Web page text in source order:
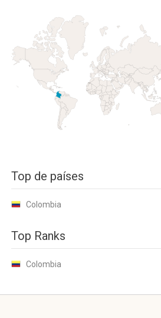
Top de países
Colombia
Top Ranks
Colombia